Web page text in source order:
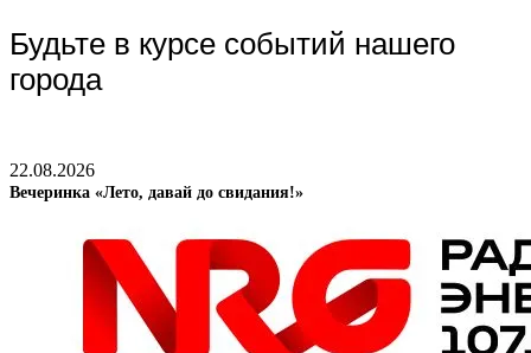
Будьте в курсе событий нашего
города
22.08.2026
Вечеринка «Лето, давай до свидания!»